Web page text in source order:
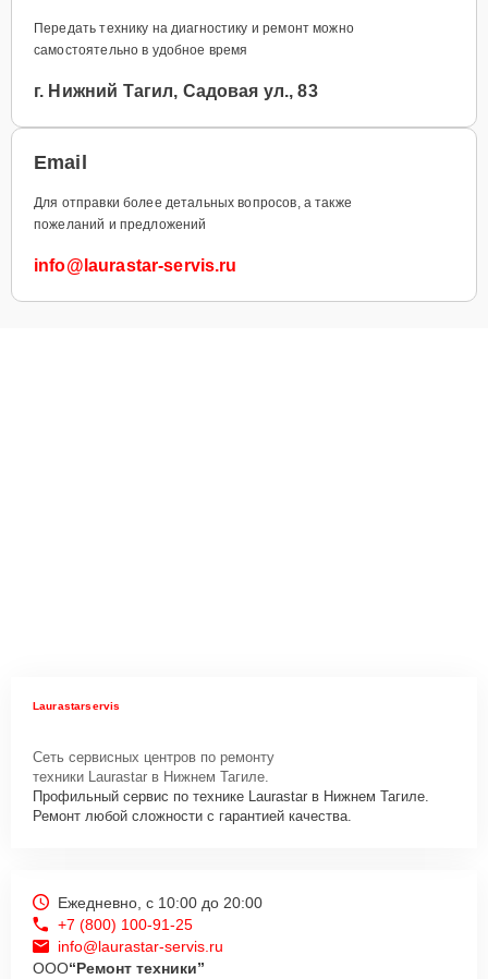
Передать технику на диагностику и ремонт можно
самостоятельно в удобное время
г. Нижний Тагил, Садовая ул., 83
Email
Для отправки более детальных вопросов, а также
пожеланий и предложений
info@laurastar-servis.ru
Laurastarservis
Сеть сервисных центров по ремонту
техники Laurastar в Нижнем Тагиле.
Профильный сервис по технике Laurastar в Нижнем Тагиле.
Ремонт любой сложности с гарантией качества.
Ежедневно, с 10:00 до 20:00
+7 (800) 100-91-25
info@laurastar-servis.ru
ООО“Ремонт техники”